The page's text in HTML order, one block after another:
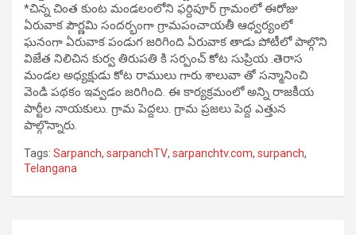
*చిన్న చింత కుంట మండలంలోని ఫర్దిపూర్ గ్రామంలో ఈరోజు
ఏరువాక పౌర్ణమి సందర్భంగా గ్రామపంచాయతీ ఆధ్వర్యంలో
ఘనంగా ఏరువాక పండుగ జరిగింది ఏరువాక తాడు పోటీలో పాల్గొని
విజేత నిలిచిన కుర్వ తిరుపతి కి సర్పంచ్ కోట సుప్రియ .తెరాస
మండల అధ్యక్షుడు కోట రాములు గారు శాలువా తో సన్మానించి
వెండి పథకం ఇవ్వడం జరిగింది. ఈ కార్యక్రమంలో అన్ని రాజకీయ
పార్టీల నాయకులు. గ్రామ పెద్దలు. గ్రామ ప్రజలు పెద్ద ఎత్తున
పాల్గొన్నారు.
Tags: Sarpanch, sarpanchTV, sarpanchtv.com, surpanch,
Telangana